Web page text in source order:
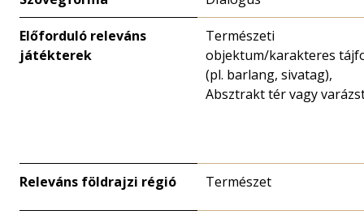
Előforduló releváns
játékterek
Természeti
objektum/karakteres
(pl. barlang, sivatag),
Absztrakt tér vagy
Releváns földrajzi régió Természet